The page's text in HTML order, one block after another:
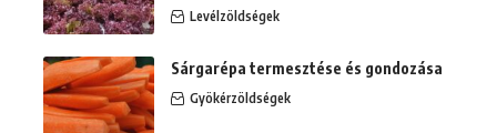
Levélzöldségek
Sárgarépa termesztése és gondozása
Gyökérzöldségek